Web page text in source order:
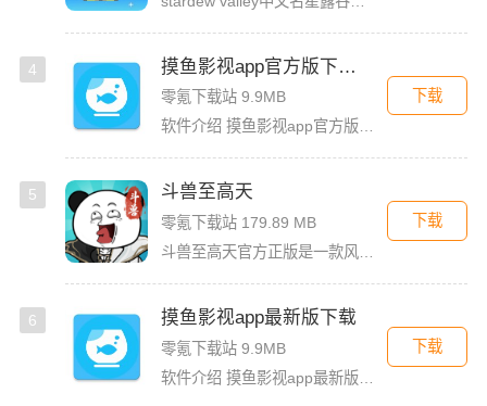
4 摸鱼影视app官方版下载安装
零氪下载站 9.9MB
软件介绍 摸鱼影视app官方版是一款专为影迷打造的高品质影视播放软件，这里汇聚了海量热门电影、电视剧、综艺
下载
5 斗兽至高天
零氪下载站 179.89 MB
斗兽至高天官方正版是一款风格独特的放置养成卡牌手游，以魔性搞怪的熊猫头表情包角色为亮点，赋予战斗更多趣味。玩家将化身魂兽召唤师，收集各类强力魂兽，通过吞噬与进化，不断提升战力，解锁更强形态。除了趣味养
下载
6 摸鱼影视app最新版下载
零氪下载站 9.9MB
下载